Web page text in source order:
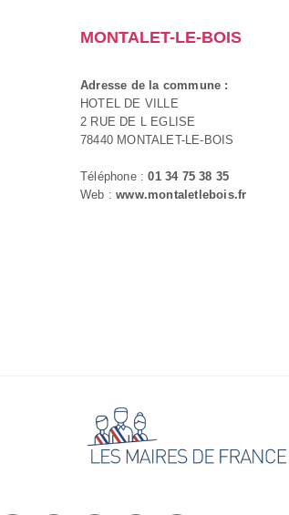
MONTALET-LE-BOIS
Adresse de la commune :
HOTEL DE VILLE
2 RUE DE L EGLISE
78440 MONTALET-LE-BOIS
Téléphone :01 34 75 38 35
Web :www.montaletlebois.fr